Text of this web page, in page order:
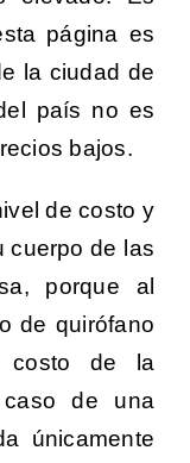
página es
la ciudad de
país no es
bajos.
de costo y
cuerpo de las
porque al
de quirófano
costo de la
de una
únicamente